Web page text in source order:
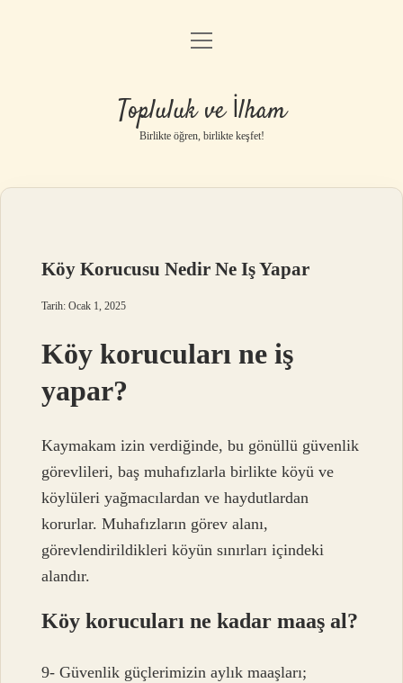
Anasayfa
Gizlilik Politikası
Yasal Uyarı
menüyü
Topluluk ve İlham
Birlikte öğren, birlikte keşfet!
Köy Korucusu Nedir Ne Iş Yapar
Tarih: Ocak 1, 2025
Köy korucuları ne iş
yapar?
Kaymakam izin verdiğinde, bu gönüllü güvenlik
görevlileri, baş muhafızlarla birlikte köyü ve
köylüleri yağmacılardan ve haydutlardan
korurlar. Muhafızların görev alanı,
görevlendirildikleri köyün sınırları içindeki
alandır.
Köy korucuları ne kadar maaş al?
9- Güvenlik güçlerimizin aylık maaşları;